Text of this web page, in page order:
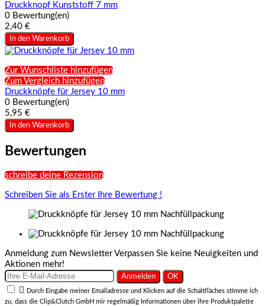
Druckknopf Kunststoff 7 mm
0 Bewertung(en)
2,40 €
In den Warenkorb
Zur Wunschliste hinzufügen
Zum Vergleich hinzufügen
Druckknöpfe für Jersey 10 mm
0 Bewertung(en)
5,95 €
In den Warenkorb
Bewertungen
schreibe deine Rezension
Schreiben Sie als Erster Ihre Bewertung !
Anmeldung zum Newsletter Verpassen Sie keine Neuigkeiten und
Aktionen mehr!

Durch Eingabe meiner Emailadresse und Klicken auf die Schaltfläches stimme ich
zu, dass die Clip&Clutch GmbH mir regelmäßig Informationen über ihre Produktpalette